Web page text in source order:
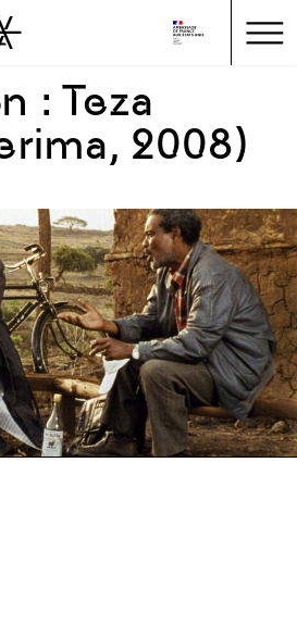
Skip to main
Skip to sidebar
: Teza
2008)